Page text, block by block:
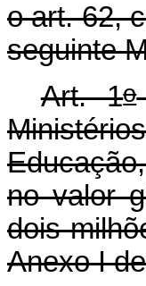
o art. 62,
seguinte
Art. 1o
no valor
dois
Anexo I